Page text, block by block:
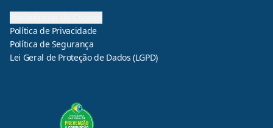
Política de Privacidade
Política de Segurança
Lei Geral de Proteção de Dados (LGPD)